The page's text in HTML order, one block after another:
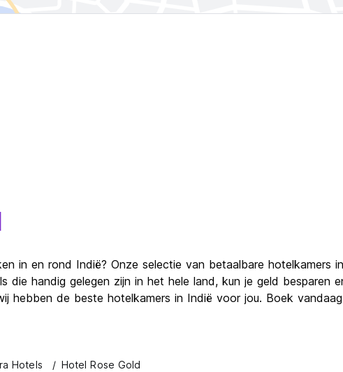
in en rond Indië? Onze selectie van betaalbare
handig gelegen zijn in het hele land, kun je geld besparen
hebben de beste hotelkamers in Indië voor jou. Boek
Hotels Hotel Rose Gold